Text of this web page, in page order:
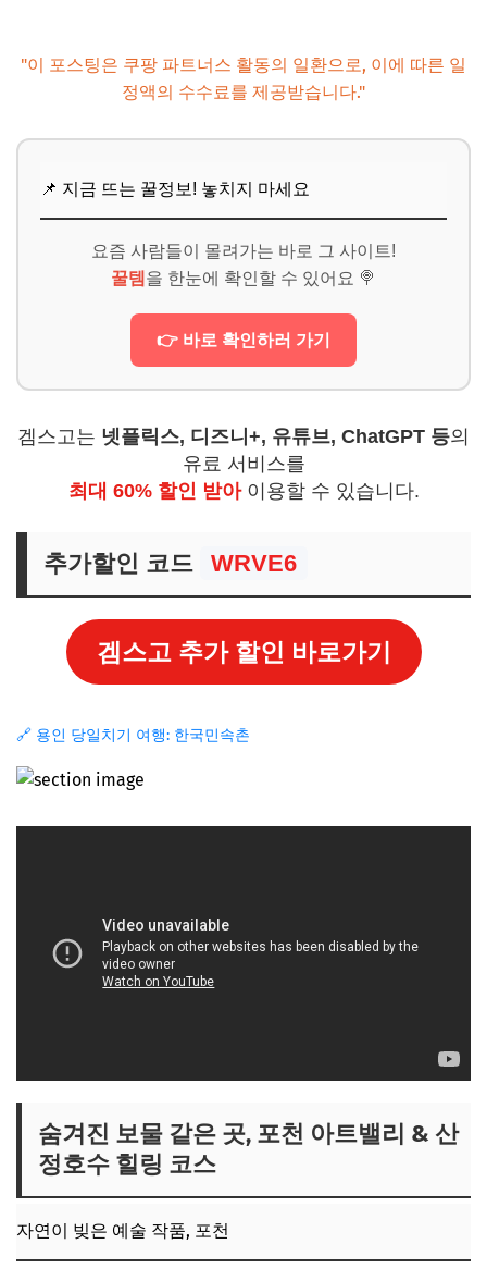
"이 포스팅은 쿠팡 파트너스 활동의 일환으로, 이에 따른 일
정액의 수수료를 제공받습니다."
📌 지금 뜨는 꿀정보! 놓치지 마세요
요즘 사람들이 몰려가는 바로 그 사이트!
꿀템 을 한눈에 확인할 수 있어요 🍭
👉 바로 확인하러 가기
겜스고는 넷플릭스, 디즈니+, 유튜브, ChatGPT 등의
유료 서비스를
최대 60% 할인 받아이용할 수 있습니다.
추가할인 코드 WRVE6
겜스고 추가 할인 바로가기
🔗 용인 당일치기 여행: 한국민속촌
숨겨진 보물 같은 곳, 포천 아트밸리 & 산
정호수 힐링 코스
자연이 빚은 예술 작품, 포천